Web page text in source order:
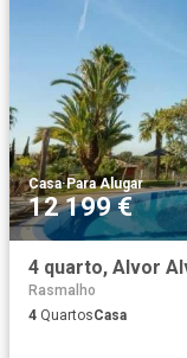
Casa·Para Alugar
12 199 €
4 quarto, Alvor
Rasmalho
4 QuartosCasa